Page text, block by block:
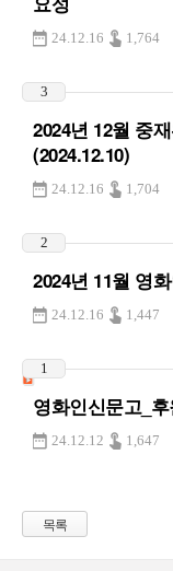
24.12.16 1,764
3
2024년 12월 중
(2024.12.10)
24.12.16 1,704
2
2024년 11월 영
24.12.16 1,447
1
영화인신문고_
24.12.12 1,647
목록